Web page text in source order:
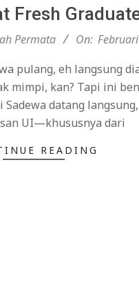
Fresh
Permata On:
pulang, eh langsung
mimpi, kan? Tapi ini
datang
UI—khususnya dari
READING